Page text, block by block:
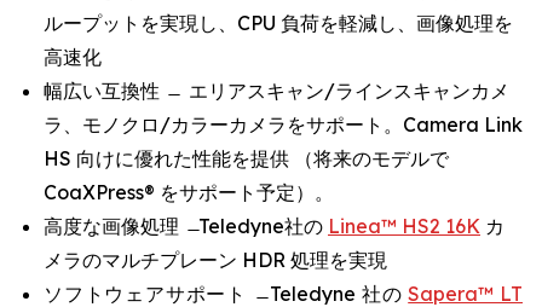
ループットを実現し、CPU 負荷を軽減し、画像処理を
高速化
幅広い互換性 ̶ エリアスキャン/ラインスキャンカメ
ラ、モノクロ/カラーカメラをサポート。Camera Link
HS 向けに優れた性能を提供 （将来のモデルで
CoaXPress® をサポート予定）。
高度な画像処理 ̶ Teledyne社の Linea™ HS2 16K カ
メラのマルチプレーン HDR 処理を実現
ソフトウェアサポート ̶ Teledyne 社のSapera™ LT